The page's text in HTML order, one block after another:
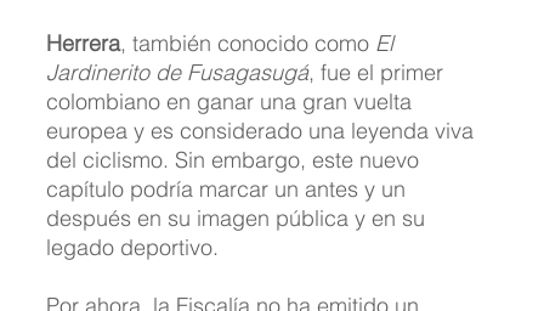
Herrera, también conocido como El
Jardinerito de Fusagasugá, fue el primer
colombiano en ganar una gran vuelta
europea y es considerado una leyenda viva
del ciclismo. Sin embargo, este nuevo
capítulo podría marcar un antes y un
después en su imagen pública y en su
legado deportivo.
Por ahora, la Fiscalía no ha emitido un